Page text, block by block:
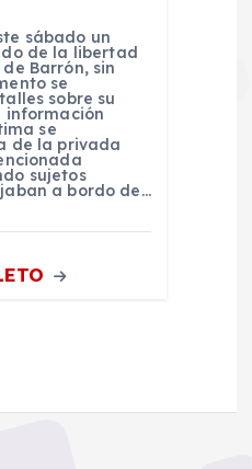
sábado un
de la libertad
Barrón, sin
se
sobre su
información
se
de la privada
sujetos
a bordo de…